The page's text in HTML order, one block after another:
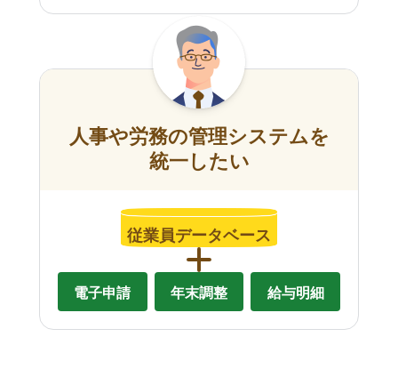
人事や労務の管理システムを
統一したい
従業員データベース
電子申請 年末調整 給与明細